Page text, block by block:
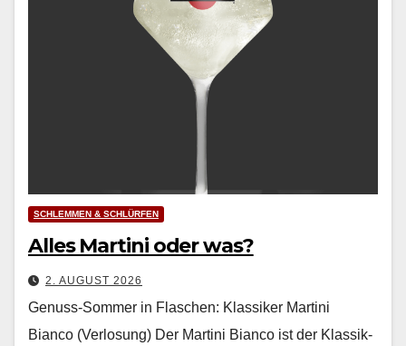
SCHLEMMEN & SCHLÜRFEN
Alles Martini oder was?
2. AUGUST 2026
Genuss-Sommer in Flaschen: Klassiker Martini
Bianco (Verlosung) Der Mar­ti­ni Bian­co ist der Klas­sik­